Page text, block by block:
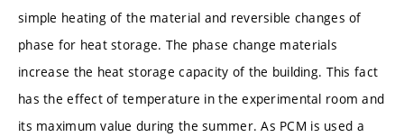
simple heating of the material and reversible changes of
phase for heat storage. The phase change materials
increase the heat storage capacity of the building. This fact
has the effect of temperature in the experimental room and
its maximum value during the summer. As PCM is used a